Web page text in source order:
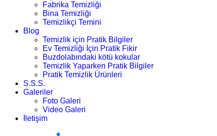
Fabrika Temizliği
Bina Temizliği
Temizlikçi Temini
Blog
Temizlik için Pratik Bilgiler
Ev Temizliği İçin Pratik Fikir
Buzdolabındaki kötü kokular
Temizlik Yaparken Pratik Bilgiler
Pratik Temizlik Ürünleri
S.S.S.
Galeriler
Foto Galeri
Video Galeri
İletişim